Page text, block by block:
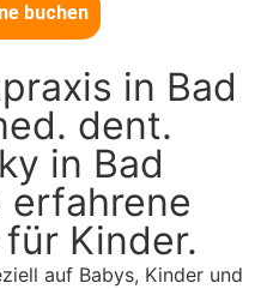
buchen
in Bad
dent.
in Bad
erfahrene
Kinder.
auf Babys, Kinder und